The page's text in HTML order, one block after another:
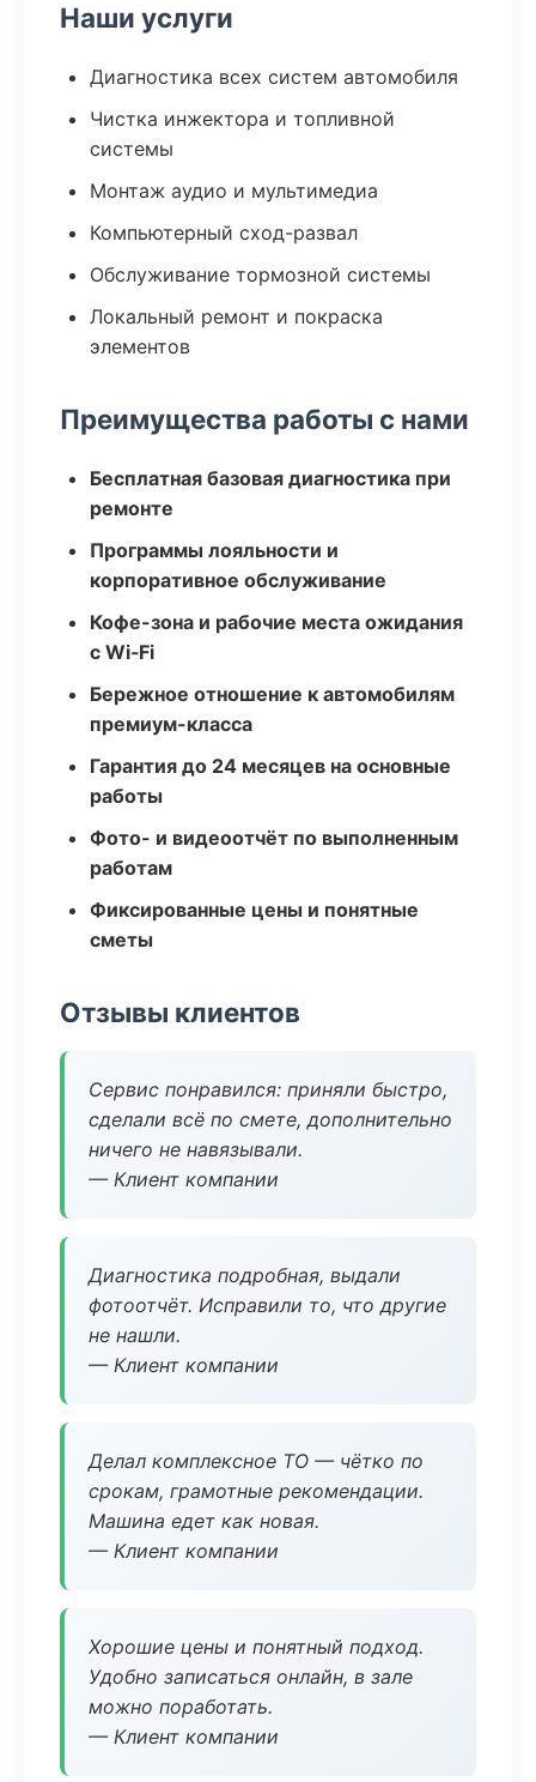
Наши услуги
Диагностика всех систем автомобиля
Чистка инжектора и топливной
системы
Монтаж аудио и мультимедиа
Компьютерный сход-развал
Обслуживание тормозной системы
Локальный ремонт и покраска
элементов
Преимущества работы с нами
Бесплатная базовая диагностика при
ремонте
Программы лояльности и
корпоративное обслуживание
Кофе-зона и рабочие места ожидания
с Wi‑Fi
Бережное отношение к автомобилям
премиум-класса
Гарантия до 24 месяцев на основные
работы
Фото- и видеоотчёт по выполненным
работам
Фиксированные цены и понятные
сметы
Отзывы клиентов
Сервис понравился: приняли быстро,
сделали всё по смете, дополнительно
ничего не навязывали.
— Клиент компании
Диагностика подробная, выдали
фотоотчёт. Исправили то, что другие
не нашли.
— Клиент компании
Делал комплексное ТО — чётко по
срокам, грамотные рекомендации.
Машина едет как новая.
— Клиент компании
Хорошие цены и понятный подход.
Удобно записаться онлайн, в зале
можно поработать.
— Клиент компании